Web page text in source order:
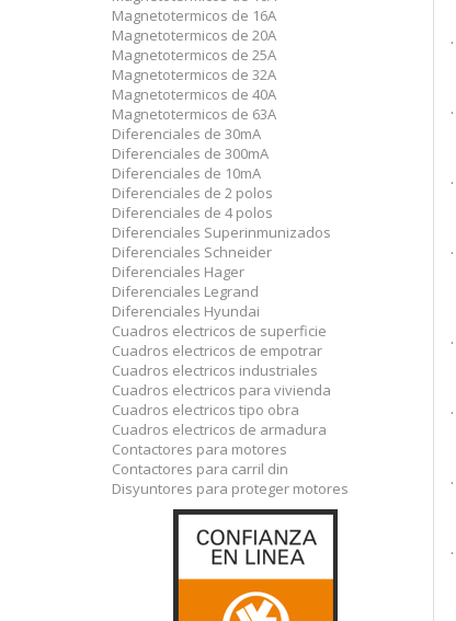
.
.
.
.
.
.
.
.
Magnetotermicos de 16A
Magnetotermicos de 20A
Magnetotermicos de 25A
Magnetotermicos de 32A
Magnetotermicos de 40A
Magnetotermicos de 63A
Diferenciales de 30mA
Diferenciales de 300mA
Diferenciales de 10mA
Diferenciales de 2 polos
Diferenciales de 4 polos
Diferenciales Superinmunizados
Diferenciales Schneider
Diferenciales Hager
Diferenciales Legrand
Diferenciales Hyundai
Cuadros electricos de superficie
Cuadros electricos de empotrar
Cuadros electricos industriales
Cuadros electricos para vivienda
Cuadros electricos tipo obra
Cuadros electricos de armadura
Contactores para motores
Contactores para carril din
Disyuntores para proteger motores